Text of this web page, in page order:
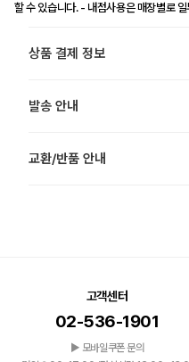
할 수 있습니다. - 내점사용은 매장별로
상품 결제 정보
발송 안내
교환/반품 안내
고객센터
02-536-1901
▶ 모바일쿠폰 문의